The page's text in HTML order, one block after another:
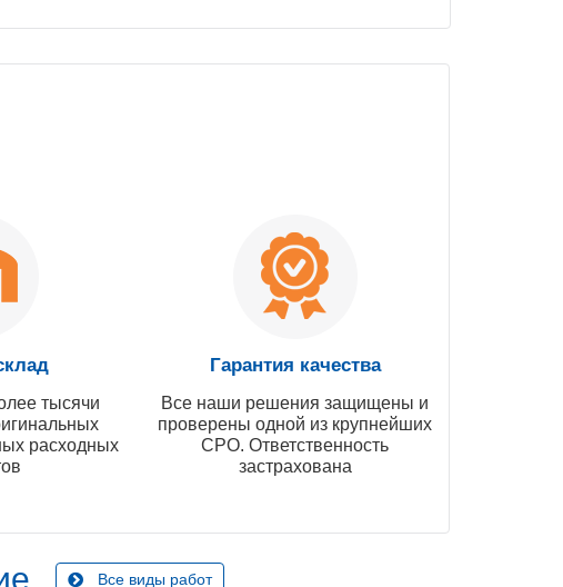
тысячи
расходных
Гарантия качества
Все наши решения защищены и
проверены одной из крупнейших
СРО. Ответственность
застрахована
Все виды работ